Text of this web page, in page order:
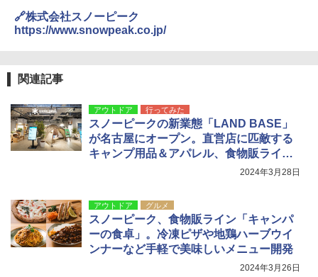
🔗株式会社スノーピーク
https://www.snowpeak.co.jp/
関連記事
アウトドア 行ってみた
スノーピークの新業態「LAND BASE」
が名古屋にオープン。直営店に匹敵する
キャンプ用品＆アパレル、食物販ライン
2024年3月28日
アウトドア グルメ
スノーピーク、食物販ライン「キャンパ
ーの食卓」。冷凍ピザや地鶏ハーブウイ
ンナーなど手軽で美味しいメニュー開発
2024年3月26日